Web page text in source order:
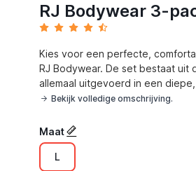
RJ Bodywear 3-
Kies voor een perfecte,
RJ Bodywear. De set bestaat uit
allemaal uitgevoerd in een
Bekijk volledige omschrijving.
Maat
L